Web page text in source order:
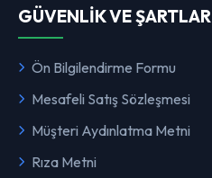
GÜVENLİK VE ŞARTLAR
Ön Bilgilendirme Formu
Mesafeli Satış Sözleşmesi
Müşteri Aydınlatma Metni
Rıza Metni